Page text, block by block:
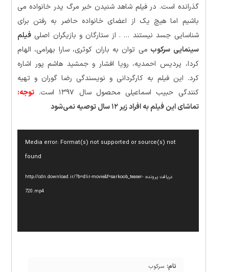
گذرانده‌ است. در فیلم شاهد شنیدن خبر مرگ پدر خانواده می‌
باشیم اما هیچ‌ یک از اعضای خانواده حاضر به رفتن برای
شناسایی جسد نیستند … . از ستارگان و بازیگران اصلیفیلم
سینمایی سرکوب می توان به باران کوثری، سارا بهرامی، الهام
کردا، پردیس احمدیه، رویا افشار و جمشید هاشم پور اشاره
کرد. این فیلم به کارگردانی و نویسندگی رضا گوران و تهیه‌
کنندگی حبیب اسماعیلی محصول سال ۱۳۹۷ است.
توجه:
تماشای این فیلم به افراد زیر ۱۲ سال توصیه نمی‌شود
Media error: Format(s) not supported or source(s) not
found
دریافت پرونده: http://cdn.download.ir/?b=dlir-movie&f=sarkoob_teaser-
720.mp4
نام: سرکوب